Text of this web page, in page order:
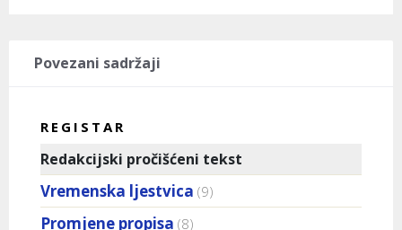
Povezani sadržaji
REGISTAR
Redakcijski pročišćeni tekst
Vremenska ljestvica (9)
Promjene propisa (8)